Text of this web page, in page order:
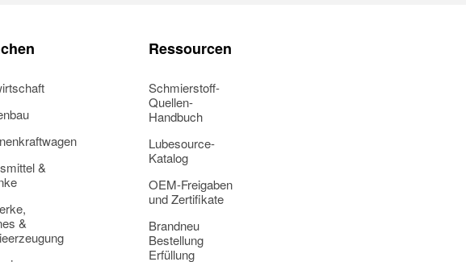
&
&
Ressourcen
Schmierstoff-
Quellen-
Handbuch
Lubesource-
Katalog
OEM-Freigaben
und Zertifikate
Brandneu
Bestellung
Erfüllung